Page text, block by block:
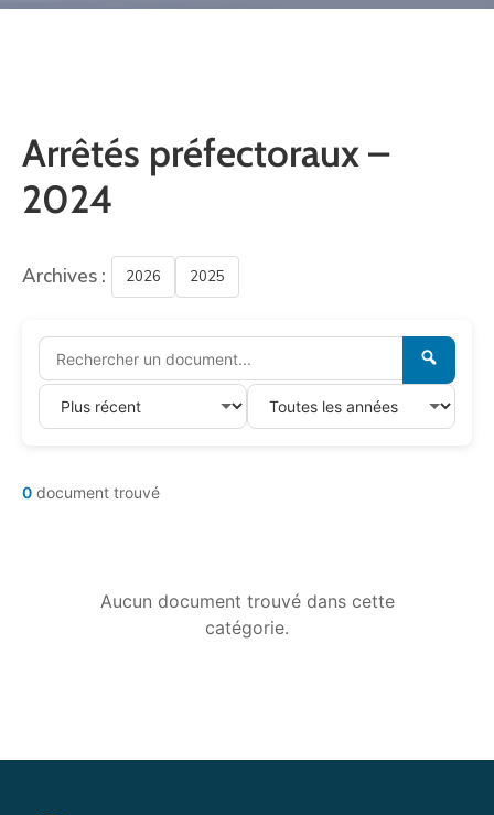
Arrêtés préfectoraux –
2024
Archives : 2026 2025
0 document trouvé
Aucun document trouvé dans cette
catégorie.